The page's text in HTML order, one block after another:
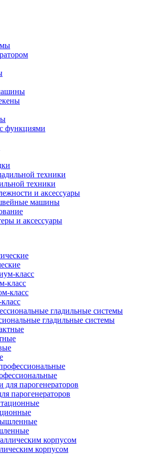
функциями
техники
техники
и аксессуары
машины
и аксессуары
класс
гладильные системы
парогенераторов
корпусом